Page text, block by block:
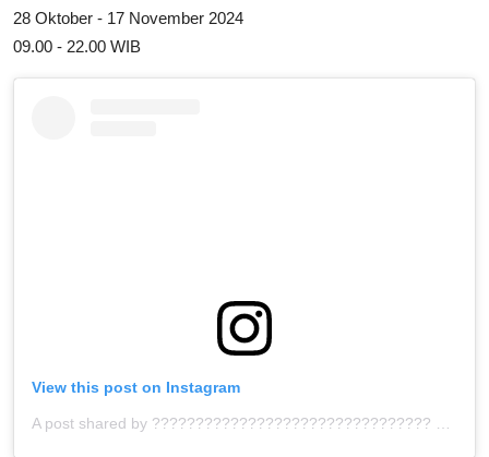
28 Oktober - 17 November 2024
09.00 - 22.00 WIB
View this post on Instagram